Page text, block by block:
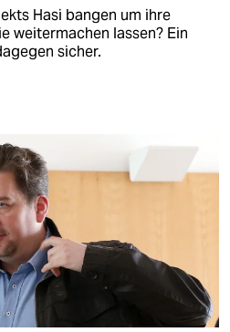
Hasi bangen um ihre
weitermachen lassen? Ein
sicher.